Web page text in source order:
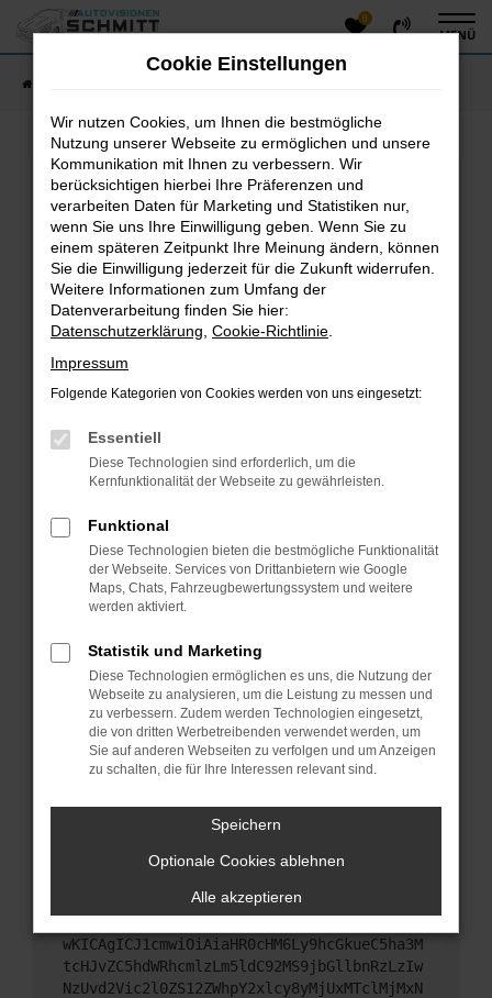
Zum
Hauptinhalt
0
MENÜ
Fehler: Network Error
Beim Laden ist ein Fehler aufgetreten.
Hier sind ein paar Tipps, die dir helfen können:
Überprüfe deine Firewall und deine
Internetverbindung.
Laden andere Webseiten, zum Beispiel deine
Suchmaschine?
Prüfe deine Browsererweiterungen.
das Laden bestimmter Seiten verhindern.
Funktioniert die Seite in einem anderen Browser
oder in einem privaten Fenster?
Das kann manchmal helfen, vorübergehende
Probleme zu beheben.
Stelle sicher, dass dein Browser und dein
Betriebssystem auf dem neuesten Stand sind.
Sicherheitsrisiko, sondern kann auch dazu führen,
dass bestimmte Funktionen nicht mehr
unterstützt werden.
Wende dich an den Webseitenbetreiber.
Wenn du alle oben genannten Schritte versucht
hast, kontaktiere uns bitte. Wir werden versuchen,
das Problem zu beheben. Du kannst uns diesen
Text schicken, um uns bei der Fehlersuche zu
unterstützen:
ewogICJuYW1lIjogIk5ldHdvcmtFcnJvciIsCiAgI
mNvbmZpZyI6IHsKICAgICJtZXRob2QiOiAiR0VUIi
wKICAgICJ1cmwiOiAiaHR0cHM6Ly9hcGkueC5ha3M
tcHJvZC5hdWRhcmlzLm5ldC92MS9jbGllbnRzLzIw
NzUvd2Vic2l0ZS12ZWhpY2xlcy8yMjUxMTclMjMxN
Cookie Einstellungen
Wir nutzen Cookies, um Ihnen die bestmögliche
Nutzung unserer Webseite zu ermöglichen und unsere
Kommunikation mit Ihnen zu verbessern. Wir
berücksichtigen hierbei Ihre Präferenzen und
verarbeiten Daten für Marketing und Statistiken nur,
wenn Sie uns Ihre Einwilligung geben. Wenn Sie zu
einem späteren Zeitpunkt Ihre Meinung ändern, können
Sie die Einwilligung jederzeit für die Zukunft widerrufen.
Weitere Informationen zum Umfang der
Datenverarbeitung finden Sie hier:
Datenschutzerklärung Cookie-Richtlinie
Impressum
Folgende Kategorien von Cookies werden von uns eingesetzt:
Essentiell
Diese Technologien sind erforderlich, um die
Kernfunktionalität der Webseite zu gewährleisten.
Funktional
Diese Technologien bieten die bestmögliche Funktionalität
der Webseite. Services von Drittanbietern wie Google
Maps, Chats, Fahrzeugbewertungssystem und weitere
werden aktiviert.
Statistik und Marketing
Diese Technologien ermöglichen es uns, die Nutzung der
Webseite zu analysieren, um die Leistung zu messen und
zu verbessern. Zudem werden Technologien eingesetzt,
die von dritten Werbetreibenden verwendet werden, um
Sie auf anderen Webseiten zu verfolgen und um Anzeigen
zu schalten, die für Ihre Interessen relevant sind.
Speichern
Optionale Cookies ablehnen
Alle akzeptieren